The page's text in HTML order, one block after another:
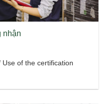
nhận
of the certification